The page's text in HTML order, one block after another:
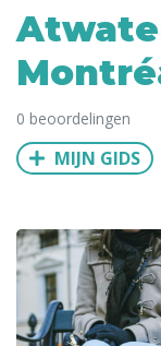
Europa
Noord-Amerika
Azië
Andere
Alle
0 beoordelingen
MIJN GIDS